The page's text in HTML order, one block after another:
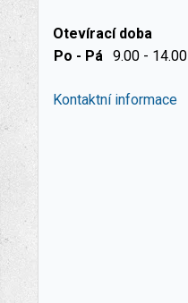
Otevírací doba
Po - Pá 9.00 - 14.00
Kontaktní informace